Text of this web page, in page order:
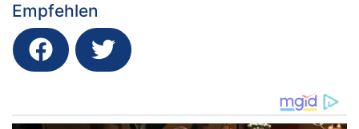
Empfehlen